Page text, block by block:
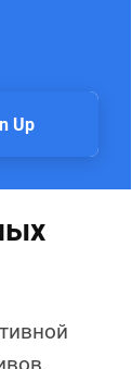
Up